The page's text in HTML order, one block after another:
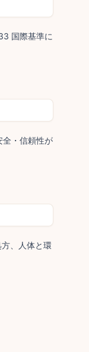
国際基準に
全・信頼性が
、人体と環